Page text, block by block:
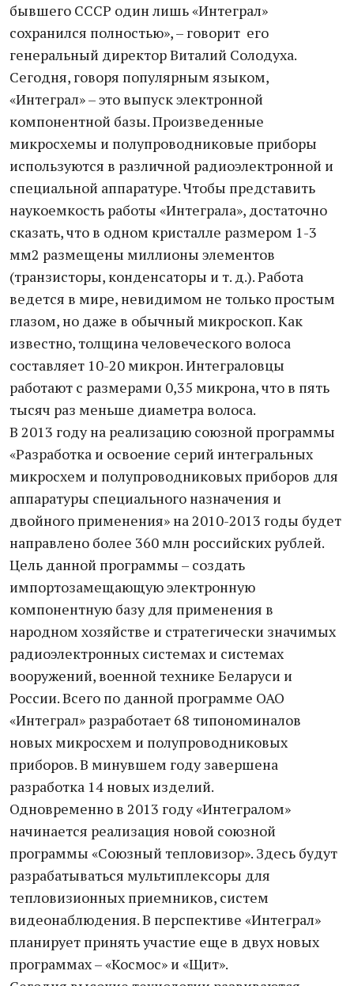
бывшего СССР один лишь «Интеграл»
сохранился полностью», – говорит его
генеральный директор Виталий Солодуха.
Сегодня, говоря популярным языком,
«Интеграл» – это выпуск электронной
компонентной базы. Произведенные
микросхемы и полупроводниковые приборы
используются в различной радиоэлектронной и
специальной аппаратуре. Чтобы представить
наукоемкость работы «Интеграла», достаточно
сказать, что в одном кристалле размером 1-3
мм2 размещены миллионы элементов
(транзисторы, конденсаторы и т. д.). Работа
ведется в мире, невидимом не только простым
глазом, но даже в обычный микроскоп. Как
известно, толщина человеческого волоса
составляет 10-20 микрон. Интеграловцы
работают с размерами 0,35 микрона, что в пять
тысяч раз меньше диаметра волоса.
В 2013 году на реализацию союзной программы
«Разработка и освоение серий интегральных
микросхем и полупроводниковых приборов для
аппаратуры специального назначения и
двойного применения» на 2010-2013 годы будет
направлено более 360 млн российских рублей.
Цель данной программы – создать
импортозамещающую электронную
компонентную базу для применения в
народном хозяйстве и стратегически значимых
радиоэлектронных системах и системах
вооружений, военной технике Беларуси и
России. Всего по данной программе ОАО
«Интеграл» разработает 68 типономиналов
новых микросхем и полупроводниковых
приборов. В минувшем году завершена
разработка 14 новых изделий.
Одновременно в 2013 году «Интегралом»
начинается реализация новой союзной
программы «Союзный тепловизор». Здесь будут
разрабатываться мультиплексоры для
тепловизионных приемников, систем
видеонаблюдения. В перспективе «Интеграл»
планирует принять участие еще в двух новых
программах – «Космос» и «Щит».